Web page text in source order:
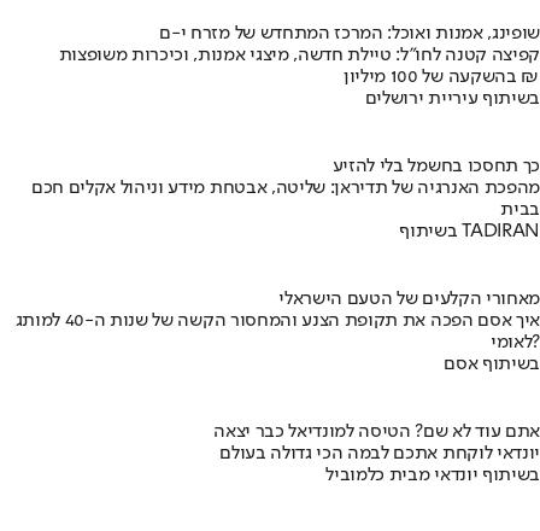
שופינג, אמנות ואוכל: המרכז המתחדש של מזרח י-ם
קפיצה קטנה לחו"ל: טיילת חדשה, מיצגי אמנות, וכיכרות משופצות
בהשקעה של 100 מיליון ₪
בשיתוף עיריית ירושלים
כך תחסכו בחשמל בלי להזיע
מהפכת האנרגיה של תדיראן: שליטה, אבטחת מידע וניהול אקלים חכם
בבית
בשיתוף TADIRAN
מאחורי הקלעים של הטעם הישראלי
איך אסם הפכה את תקופת הצנע והמחסור הקשה של שנות ה-40 למותג
לאומי?
בשיתוף אסם
אתם עוד לא שם? הטיסה למונדיאל כבר יצאה
יונדאי לוקחת אתכם לבמה הכי גדולה בעולם
בשיתוף יונדאי מבית כלמוביל